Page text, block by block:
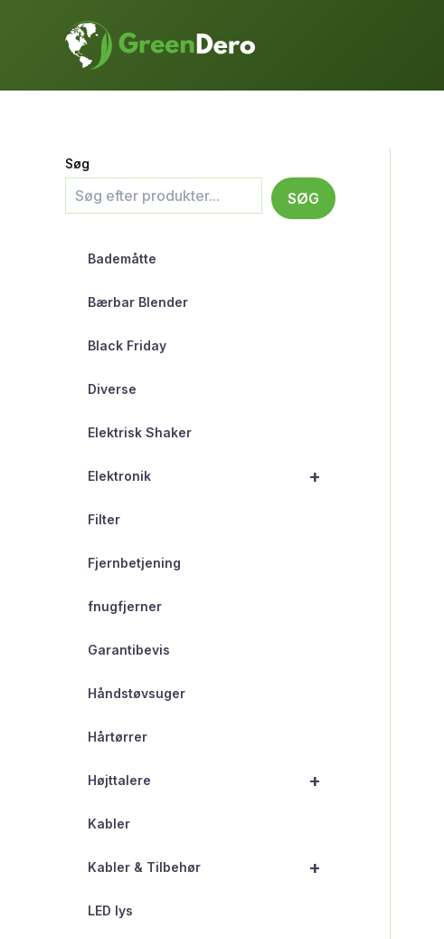
Søg
SØG
Bademåtte
Bærbar Blender
Black Friday
Diverse
Elektrisk Shaker
+
Elektronik
Filter
Fjernbetjening
fnugfjerner
Garantibevis
Håndstøvsuger
Hårtørrer
+
Højttalere
Kabler
+
Kabler & Tilbehør
LED lys